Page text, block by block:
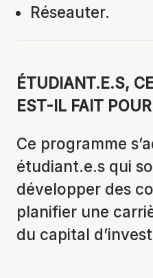
Réseauter.
ÉTUDIANT.E.S,
EST-IL FAIT
Ce programme
étudiant.e.s qui
développer des
planifier une
du capital